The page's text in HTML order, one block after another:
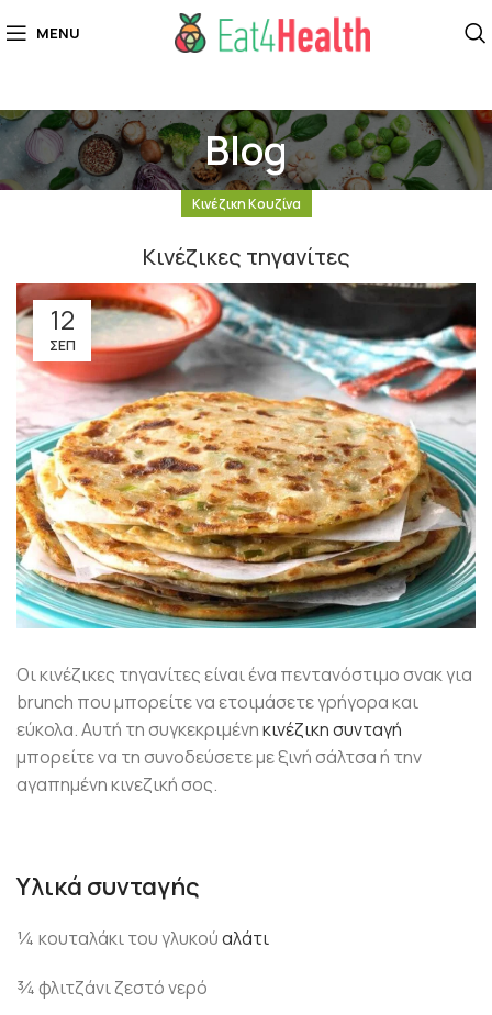
MENU
Blog
Κινέζικη Κουζίνα
Kινέζικες τηγανίτες
12
ΣΕΠ
Οι κινέζικες τηγανίτες είναι ένα πεντανόστιμο σνακ για
brunch που μπορείτε να ετοιμάσετε γρήγορα και
εύκολα. Αυτή τη συγκεκριμένηκινέζικη συνταγή
μπορείτε να τη συνοδεύσετε με ξινή σάλτσα ή την
αγαπημένη κινεζική σος.
Υλικά συνταγής
¼ κουταλάκι του γλυκούαλάτι
¾ φλιτζάνι ζεστό νερό